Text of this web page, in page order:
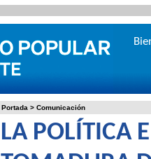
Portada > Comunicación
LA POLÍTICA